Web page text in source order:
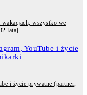
wakacjach, wszystko we
lata]
i życie prywatne (partner,